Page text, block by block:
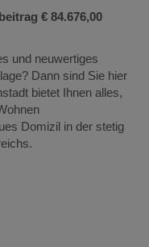
€ 84.676,00
und neuwertiges
Dann sind Sie hier
bietet Ihnen alles,
Domizil in der stetig